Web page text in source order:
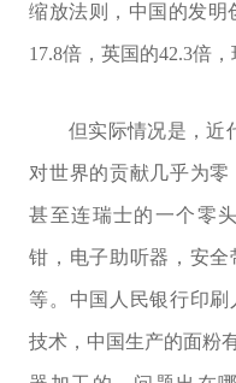
缩放法则，中国的发明
17.8倍，英国的42.3倍，
但实际情况是，近代
对世界的贡献几乎为
甚至连瑞士的一个零
钳，电子助听器，安
等。中国人民银行印
技术，中国生产的面粉